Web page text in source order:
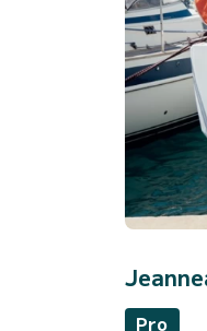
Pro